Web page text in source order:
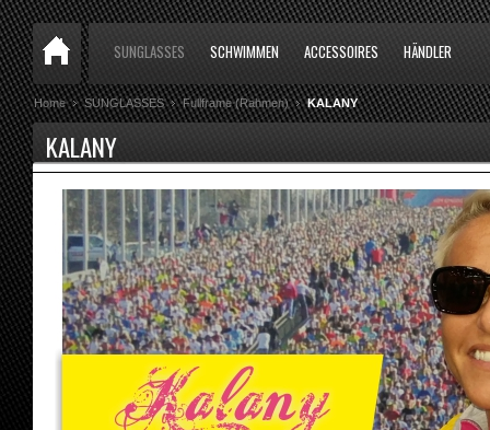
SUNGLASSES SCHWIMMEN ACCESSOIRES HÄNDLER
Home SUNGLASSES Fullframe (Rahmen) KALANY
KALANY